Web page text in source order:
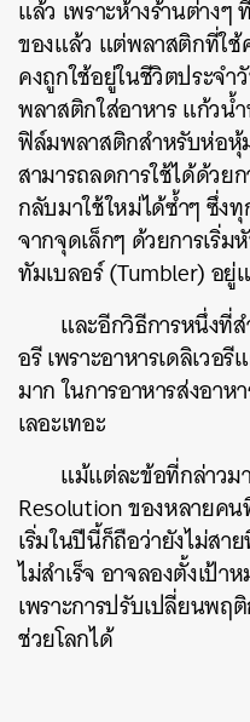
แล้ว เพราะห้างร้านต่าง
ของแล้ว แต่พลาสติกที่ใช้
คงถูกใช้อยู่ในชีวิตประจำ
พลาสติกใส่อาหาร แก้ว
ฟิล์มพลาสติกสำหรับห่อหุ้
สามารถลดการใช้ได้ด้ว
กลับมาใช้ใหม่ได้ซ้ำๆ ซึ่ง
จากจุดเล็กๆ ด้วยการเริ่
ทัมเบลอร์ (Tumbler) อยู่
และอีกวิธีการหนึ่งที่
อรี เพราะอาหารเดลิเว
มาก ในการอาหารส่งอาห
เลอะเทอะ
แม้แต่ละข้อที่กล่าวม
Resolution ของหลายค
เริ่มในปีนี้ก็ถือว่ายังไม่สา
ไม่สำเร็จ อาจลองตั้งเป้
เพราะการปรับเปลี่ยนพฤ
ช่วยโลกได้